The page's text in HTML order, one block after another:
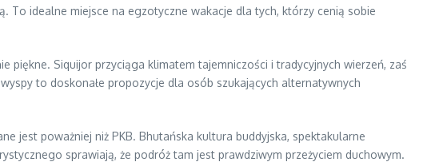
To idealne miejsce na egzotyczne wakacje dla tych, którzy cenią sobie
piękne. Siquijor przyciąga klimatem tajemniczości i tradycyjnych wierzeń, zaś
to doskonałe propozycje dla osób szukających alternatywnych
jest poważniej niż PKB. Bhutańska kultura buddyjska, spektakularne
sprawiają, że podróż tam jest prawdziwym przeżyciem duchowym.